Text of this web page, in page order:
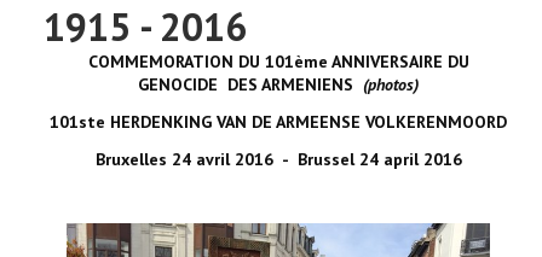
1915 - 2016
COMMEMORATION DU 101ème ANNIVERSAIRE DU
GENOCIDE DES ARMENIENS (photos)
101ste HERDENKING VAN DE ARMEENSE VOLKERENMOORD
Bruxelles 24 avril 2016 - Brussel 24 april 2016